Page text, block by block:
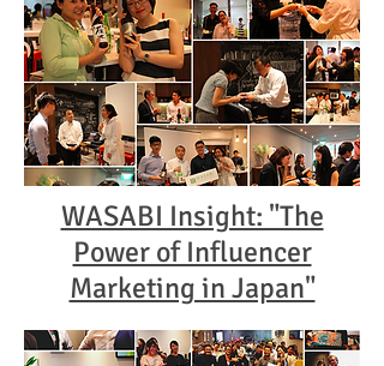
WASABI Insight: "The
Power of Influencer
Marketing in Japan"